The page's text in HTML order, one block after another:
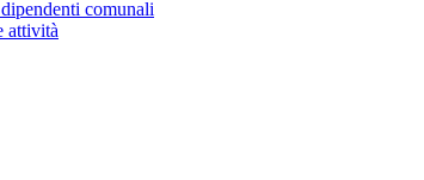
comunali
attività